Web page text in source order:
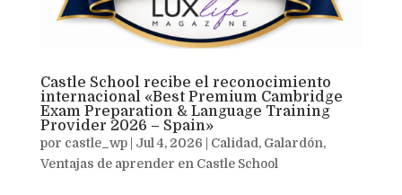
Castle School recibe el reconocimiento
internacional «Best Premium Cambridge
Exam Preparation & Language Training
Provider 2026 – Spain»
por castle_wp| Jul 4, 2026 Calidad, Galardón,
Ventajas de aprender en Castle School